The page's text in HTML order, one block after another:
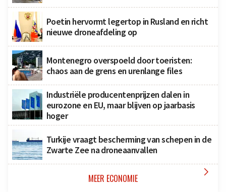
Poetin hervormt legertop in Rusland en richt
nieuwe droneafdeling op
Montenegro overspoeld door toeristen:
chaos aan de grens en urenlange files
Industriële producentenprijzen dalen in
eurozone en EU, maar blijven op jaarbasis
hoger
Turkije vraagt bescherming van schepen in de
Zwarte Zee na droneaanvallen
MEER ECONOMIE 